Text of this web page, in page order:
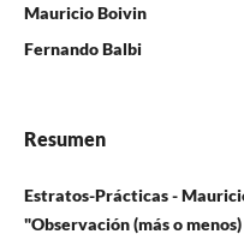
Mauricio Boivin
Fernando Balbi
Resumen
Estratos-Prácticas -
"Observación (más o